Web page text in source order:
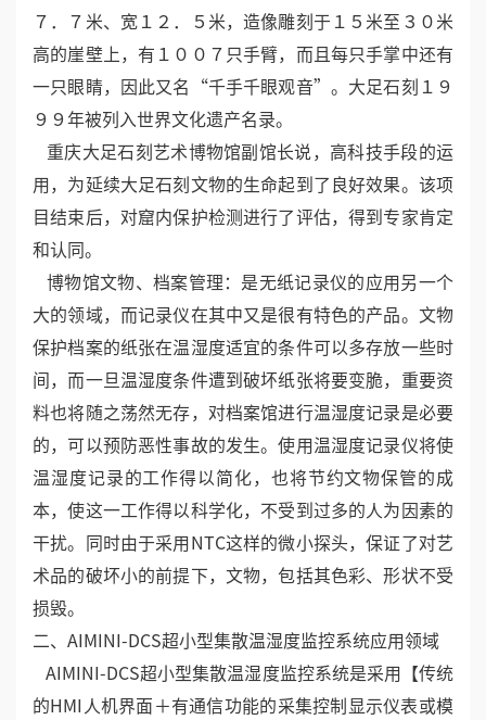
７．７米、宽１２．５米，造像雕刻于１５米至３０米
高的崖壁上，有１００７只手臂，而且每只手掌中还有
一只眼睛，因此又名“千手千眼观音”。大足石刻１９
９９年被列入世界文化遗产名录。
重庆大足石刻艺术博物馆副馆长说，高科技手段的运
用，为延续大足石刻文物的生命起到了良好效果。该项
目结束后，对窟内保护检测进行了评估，得到专家肯定
和认同。
博物馆文物、档案管理：是无纸记录仪的应用另一个
大的领域，而记录仪在其中又是很有特色的产品。文物
保护档案的纸张在温湿度适宜的条件可以多存放一些时
间，而一旦温湿度条件遭到破坏纸张将要变脆，重要资
料也将随之荡然无存，对档案馆进行温湿度记录是必要
的，可以预防恶性事故的发生。使用温湿度记录仪将使
温湿度记录的工作得以简化，也将节约文物保管的成
本，使这一工作得以科学化，不受到过多的人为因素的
干扰。同时由于采用NTC这样的微小探头，保证了对艺
术品的破坏小的前提下，文物，包括其色彩、形状不受
损毁。
二、AIMINI-DCS超小型集散温湿度监控系统应用领域
AIMINI-DCS超小型集散温湿度监控系统是采用【传统
的HMI人机界面＋有通信功能的采集控制显示仪表或模